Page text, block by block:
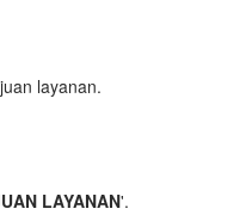
layanan.
LAYANAN'.